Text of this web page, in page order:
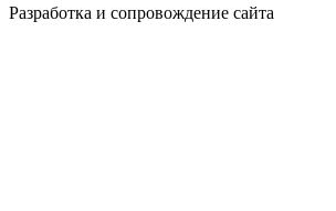
Разработка и сопровождение сайта